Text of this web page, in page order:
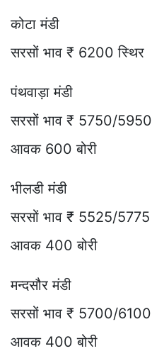
कोटा मंडी
सरसों भाव ₹ 6200 स्थिर
पंथवाड़ा मंडी
सरसों भाव ₹ 5750/5950
आवक 600 बोरी
भीलडी मंडी
सरसों भाव ₹ 5525/5775
आवक 400 बोरी
मन्दसौर मंडी
सरसों भाव ₹ 5700/6100
आवक 400 बोरी